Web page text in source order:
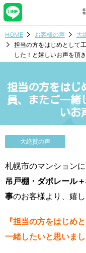
HOME お客様の声
大
担当の方をはじめとして
した！と嬉しいお声を頂
担当の方をはじ
員、またご一緒
いお
大絶賛の声
札幌市のマンション
吊戸棚・ダボレール
事のお客様より、嬉
『担当の方をはじめ
一緒したいと思いまし